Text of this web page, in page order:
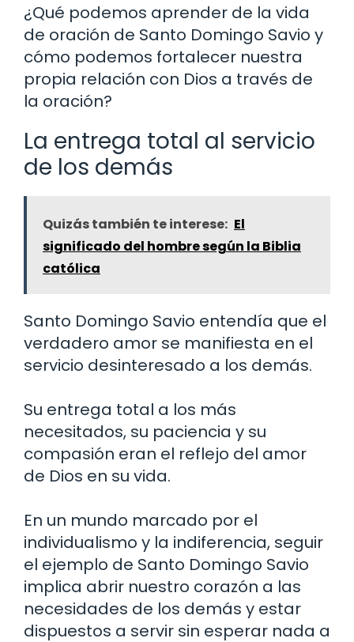
¿Qué podemos aprender de la vida
de oración de Santo Domingo Savio y
cómo podemos fortalecer nuestra
propia relación con Dios a través de
la oración?
La entrega total al servicio
de los demás
Quizás también te interese: El
significado del hombre según la Biblia
católica
Santo Domingo Savio entendía que el
verdadero amor se manifiesta en el
servicio desinteresado a los demás.
Su entrega total a los más
necesitados, su paciencia y su
compasión eran el reflejo del amor
de Dios en su vida.
En un mundo marcado por el
individualismo y la indiferencia, seguir
el ejemplo de Santo Domingo Savio
implica abrir nuestro corazón a las
necesidades de los demás y estar
dispuestos a servir sin esperar nada a